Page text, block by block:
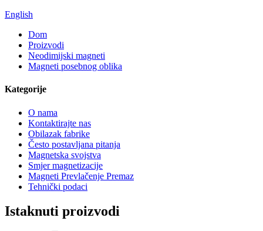
English
Dom
Proizvodi
Neodimijski magneti
Magneti posebnog oblika
Kategorije
O nama
Kontaktirajte nas
Obilazak fabrike
Često postavljana pitanja
Magnetska svojstva
Smjer magnetizacije
Magneti Prevlačenje Premaz
Tehnički podaci
Istaknuti proizvodi